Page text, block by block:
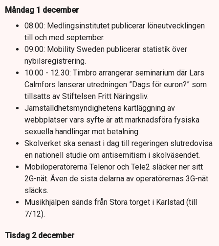
Måndag 1 december
08.00: Medlingsinstitutet publicerar löneutvecklingen
till och med september.
09.00: Mobility Sweden publicerar statistik över
nybilsregistrering.
10.00 - 12.30: Timbro arrangerar seminarium där Lars
Calmfors lanserar utredningen ”Dags för euron?” som
tillsatts av Stiftelsen Fritt Näringsliv.
Jämställdhetsmyndighetens kartläggning av
webbplatser vars syfte är att marknadsföra fysiska
sexuella handlingar mot betalning.
Skolverket ska senast i dag till regeringen slutredovisa
en nationell studie om antisemitism i skolväsendet.
Mobiloperatörerna Telenor och Tele2 släcker ner sitt
2G-nät. Även de sista delarna av operatörernas 3G-nät
släcks.
Musikhjälpen sänds från Stora torget i Karlstad (till
7/12).
Tisdag 2 december